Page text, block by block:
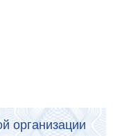
организации